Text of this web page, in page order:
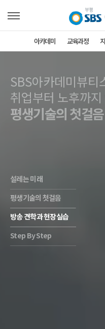
아카데미 교육과정
SBS아카데미뷰티
취업부터 노후까
평생기술의 첫걸음
SBS아카데미뷰티
설레는 미래
평생기술의 첫걸음
방송 견학과 현장실습
Step By Step